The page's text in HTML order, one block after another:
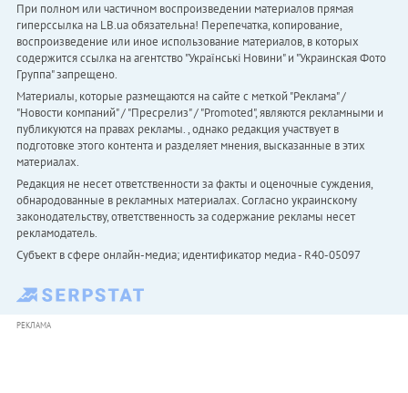
При полном или частичном воспроизведении материалов прямая
гиперссылка на LB.ua обязательна! Перепечатка, копирование,
воспроизведение или иное использование материалов, в которых
содержится ссылка на агентство "Українськi Новини" и "Украинская Фото
Группа" запрещено.
Материалы, которые размещаются на сайте с меткой "Реклама" /
"Новости компаний" / "Пресрелиз" / "Promoted", являются рекламными и
публикуются на правах рекламы. , однако редакция участвует в
подготовке этого контента и разделяет мнения, высказанные в этих
материалах.
Редакция не несет ответственности за факты и оценочные суждения,
обнародованные в рекламных материалах. Согласно украинскому
законодательству, ответственность за содержание рекламы несет
рекламодатель.
Субъект в сфере онлайн-медиа; идентификатор медиа - R40-05097
РЕКЛАМА